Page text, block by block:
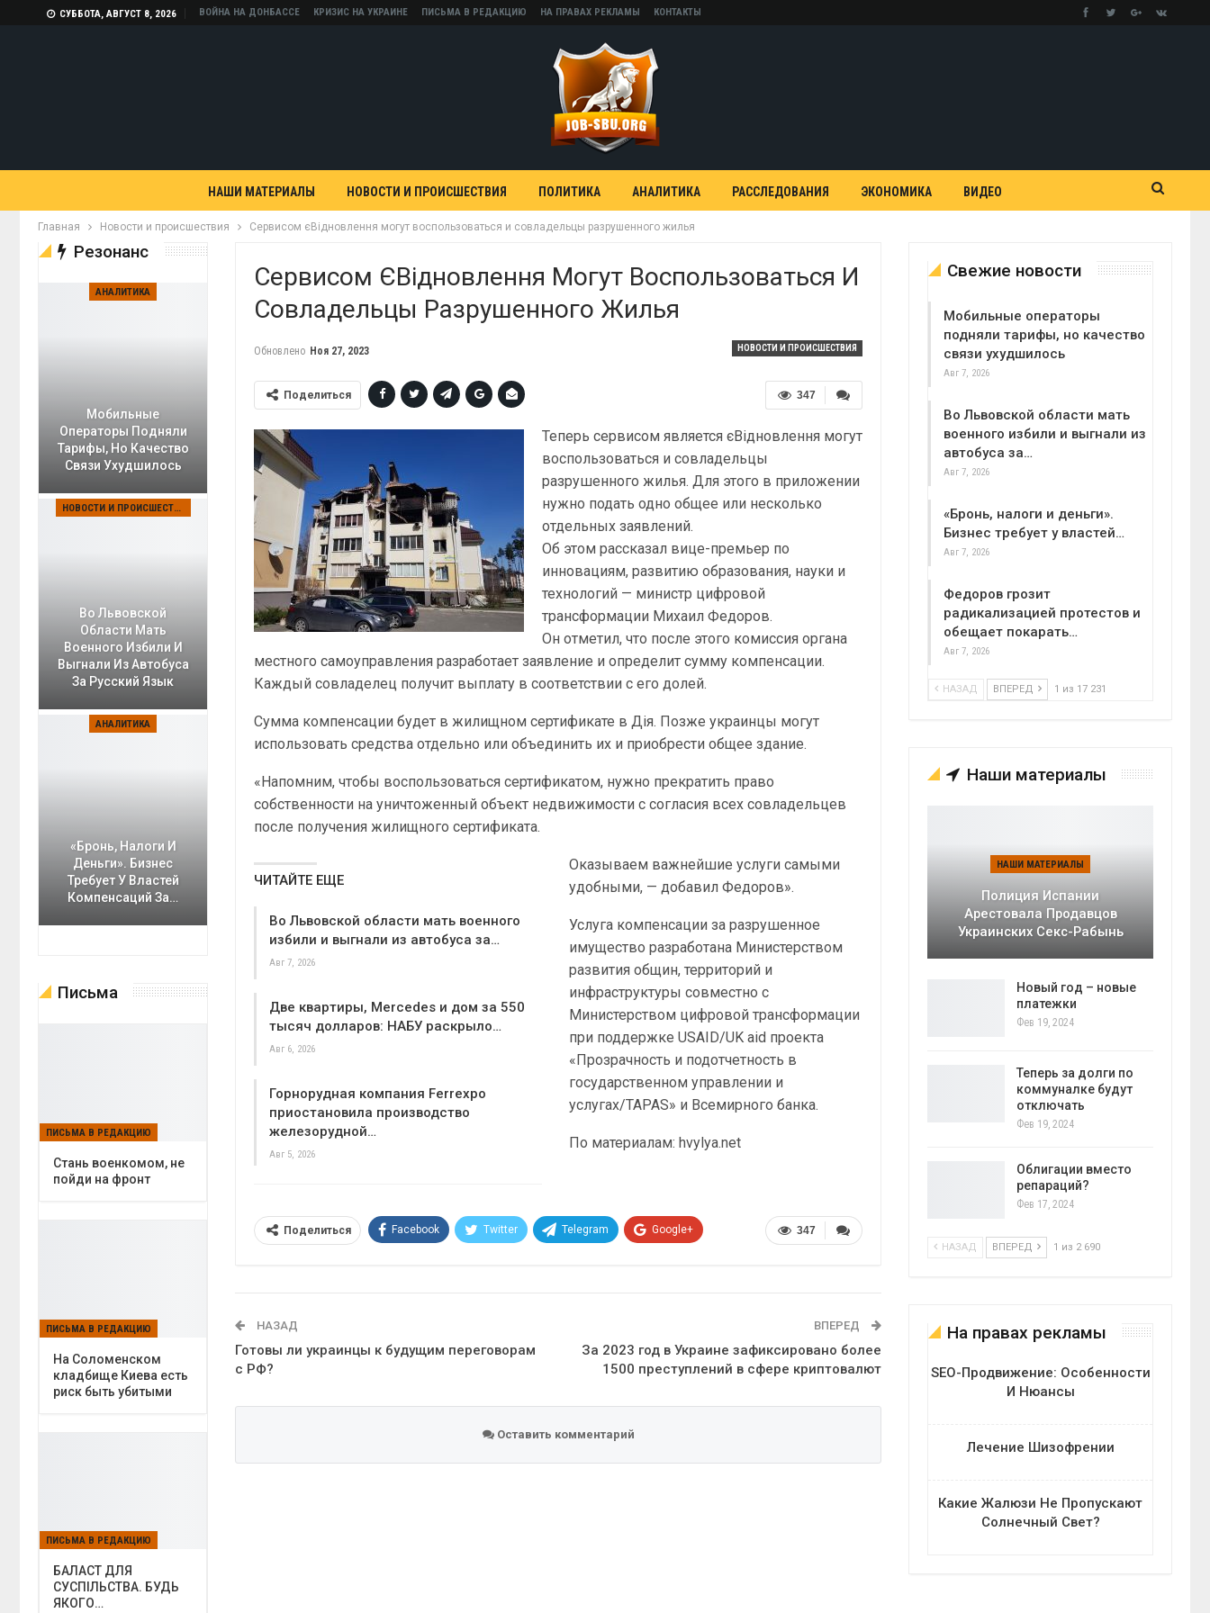
СУББОТА, АВГУСТ 8, 2026 ВОЙНА НА ДОНБАССЕ КРИЗИС НА УКРАИНЕ ПИСЬМА В РЕДАКЦИЮ НА ПРАВАХ РЕКЛАМЫ КОНТАКТЫ
НАШИ МАТЕРИАЛЫ НОВОСТИ И ПРОИСШЕСТВИЯ ПОЛИТИКА АНАЛИТИКА РАССЛЕДОВАНИЯ ЭКОНОМИКА ВИДЕО
Главная Новости и происшествия Сервисом єВідновлення могут воспользоваться и совладельцы разрушенного жилья
Сервисом ЄВідновлення Могут Воспользоваться И
Совладельцы Разрушенного Жилья
НОВОСТИ И ПРОИСШЕСТВИЯ
Обновлено Ноя 27, 2023
347
Поделиться
Теперь сервисом является єВідновлення могут
воспользоваться и совладельцы
разрушенного жилья. Для этого в приложении
нужно подать одно общее или несколько
отдельных заявлений.
Об этом рассказал вице-премьер по
инновациям, развитию образования, науки и
технологий — министр цифровой
трансформации Михаил Федоров.
Он отметил, что после этого комиссия органа
местного самоуправления разработает заявление и определит сумму компенсации.
Каждый совладелец получит выплату в соответствии с его долей.
Сумма компенсации будет в жилищном сертификате в Дія. Позже украинцы могут
использовать средства отдельно или объединить их и приобрести общее здание.
«Напомним, чтобы воспользоваться сертификатом, нужно прекратить право
собственности на уничтоженный объект недвижимости с согласия всех совладельцев
после получения жилищного сертификата.
ЧИТАЙТЕ ЕЩЕ
Во Львовской области мать военного
избили и выгнали из автобуса за…
Авг 7, 2026
Две квартиры, Mercedes и дом за 550
тысяч долларов: НАБУ раскрыло…
Авг 6, 2026
Горнорудная компания Ferrexpo
приостановила производство
железорудной…
Авг 5, 2026
Оказываем важнейшие услуги самыми
удобными, — добавил Федоров».
Услуга компенсации за разрушенное
имущество разработана Министерством
развития общин, территорий и
инфраструктуры совместно с
Министерством цифровой трансформации
при поддержке USAID/UK aid проекта
«Прозрачность и подотчетность в
государственном управлении и
услугах/TAPAS» и Всемирного банка.
По материалам: hvylya.net
347
Поделиться Facebook Twitter Telegram Google+
НАЗАД
Готовы ли украинцы к будущим переговорам
с РФ?
ВПЕРЕД
За 2023 год в Украине зафиксировано более
1500 преступлений в сфере криптовалют
Оставить комментарий
Свежие новости
Мобильные операторы
подняли тарифы, но качество
связи ухудшилось
Авг 7, 2026
Во Львовской области мать
военного избили и выгнали из
автобуса за…
Авг 7, 2026
«Бронь, налоги и деньги».
Бизнес требует у властей…
Авг 7, 2026
Федоров грозит
радикализацией протестов и
обещает покарать…
Авг 7, 2026
НАЗАД ВПЕРЕД 1 из 17 231
Наши материалы
НАШИ МАТЕРИАЛЫ
Полиция Испании
Арестовала Продавцов
Украинских Секс-Рабынь
Новый год – новые
платежки
Фев 19, 2024
Теперь за долги по
коммуналке будут
отключать
Фев 19, 2024
Облигации вместо
репараций?
Фев 17, 2024
НАЗАД ВПЕРЕД 1 из 2 690
На правах рекламы
SEO-Продвижение: Особенности
И Нюансы
Лечение Шизофрении
Какие Жалюзи Не Пропускают
Солнечный Свет?
Резонанс
АНАЛИТИКА
Мобильные
Операторы Подняли
Тарифы, Но Качество
Связи Ухудшилось
НОВОСТИ И ПРОИСШЕСТВИЯ
Во Львовской
Области Мать
Военного Избили И
Выгнали Из Автобуса
За Русский Язык
АНАЛИТИКА
«Бронь, Налоги И
Деньги». Бизнес
Требует У Властей
Компенсаций За…
Письма
ПИСЬМА В РЕДАКЦИЮ
Cтань военкомом, не
пойди на фронт
ПИСЬМА В РЕДАКЦИЮ
На Соломенском
кладбище Киева есть
риск быть убитыми
ПИСЬМА В РЕДАКЦИЮ
БАЛАСТ ДЛЯ
СУСПІЛЬСТВА. БУДЬ
ЯКОГО…